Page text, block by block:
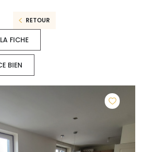
RETOUR
FICHE
BIEN